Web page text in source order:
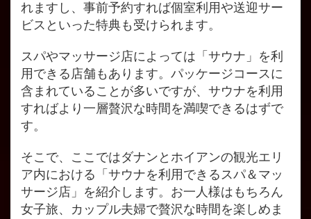
れますし、事前予約すれば個室利用や送迎サー
ビスといった特典も受けられます。
スパやマッサージ店によっては「サウナ」を利
用できる店舗もあります。パッケージコースに
含まれていることが多いですが、サウナを利用
すればより一層贅沢な時間を満喫できるはずで
す。
そこで、ここではダナンとホイアンの観光エリ
ア内における「サウナを利用できるスパ＆マッ
サージ店」を紹介します。お一人様はもちろん
女子旅、カップル夫婦で贅沢な時間を楽しめま